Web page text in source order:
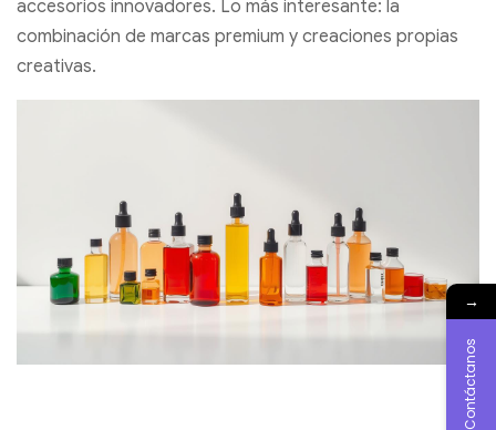
accesorios innovadores. Lo más interesante: la
combinación de marcas premium y creaciones propias
creativas.
→
Contáctanos